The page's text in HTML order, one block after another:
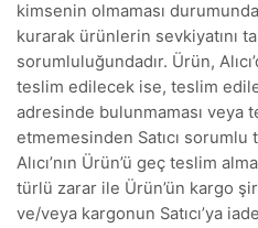
kimsenin olmaması
kurarak ürünlerin sevkiyatını
sorumluluğundadır. Ürün,
teslim edilecek ise, teslim
adresinde bulunmaması veya
etmemesinden Satıcı
Alıcı’nın Ürün’ü geç teslim
türlü zarar ile Ürün’ün kargo
ve/veya kargonun Satıcı’ya